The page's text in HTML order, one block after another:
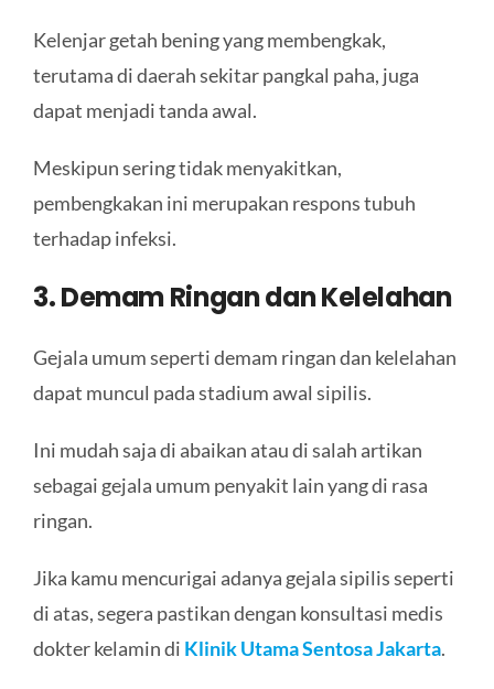
Kelenjar getah bening yang membengkak,
terutama di daerah sekitar pangkal paha, juga
dapat menjadi tanda awal.
Meskipun sering tidak menyakitkan,
pembengkakan ini merupakan respons tubuh
terhadap infeksi.
3. Demam Ringan dan Kelelahan
Gejala umum seperti demam ringan dan kelelahan
dapat muncul pada stadium awal sipilis.
Ini mudah saja di abaikan atau di salah artikan
sebagai gejala umum penyakit lain yang di rasa
ringan.
Jika kamu mencurigai adanya gejala sipilis seperti
di atas, segera pastikan dengan konsultasi medis
dokter kelamin di Klinik Utama Sentosa Jakarta.